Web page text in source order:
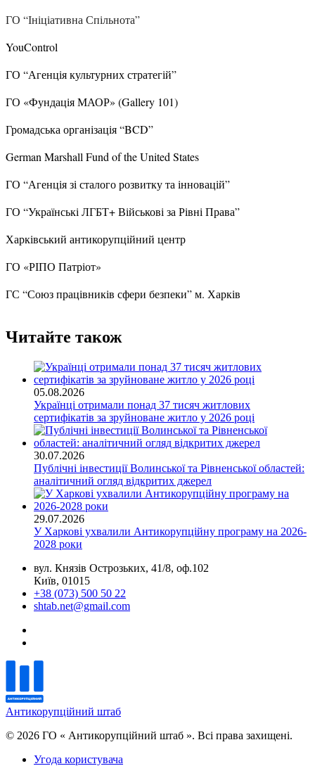
ГО “Ініціативна Спільнота”
YouControl
ГО “Агенція культурних стратегій”
ГО «Фундація МАОР» (Gallery 101)
Громадська організація “BCD”
German Marshall Fund of the United States
ГО “Агенція зі сталого розвитку та інновацій”
ГО “Українські ЛГБТ+ Військові за Рівні Права”
Харківський антикорупційний центр
ГО «РІПО Патріот»
ГС “Союз працівників сфери безпеки” м. Харків
Читайте також
05.08.2026
Українці отримали понад 37 тисяч житлових
сертифікатів за зруйноване житло у 2026 році
30.07.2026
Публічні інвестиції Волинської та Рівненської областей:
аналітичний огляд відкритих джерел
29.07.2026
У Харкові ухвалили Антикорупційну програму на 2026-
2028 роки
вул. Князів Острозьких, 41/8, оф.102
Київ, 01015
+38 (073) 500 50 22
shtab.net@gmail.com
Антикорупційний штаб
© 2026 ГО « Антикорупційний штаб ». Всі права захищені.
Угода користувача